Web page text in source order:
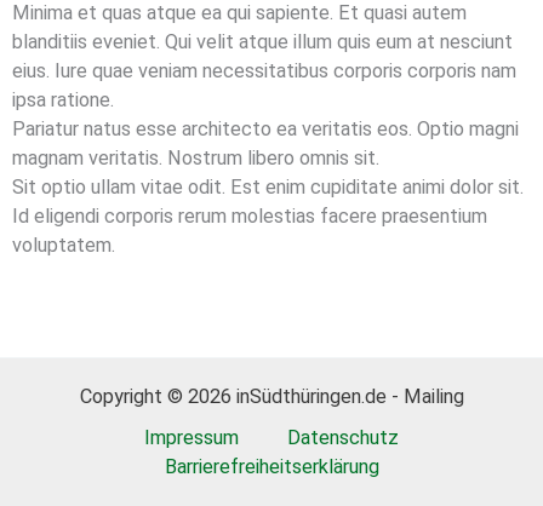
Minima et quas atque ea qui sapiente. Et quasi autem
blanditiis eveniet. Qui velit atque illum quis eum at nesciunt
eius. Iure quae veniam necessitatibus corporis corporis nam
ipsa ratione.
Pariatur natus esse architecto ea veritatis eos. Optio magni
magnam veritatis. Nostrum libero omnis sit.
Sit optio ullam vitae odit. Est enim cupiditate animi dolor sit.
Id eligendi corporis rerum molestias facere praesentium
voluptatem.
Copyright © 2026 inSüdthüringen.de - Mailing
Impressum
Datenschutz
Barrierefreiheitserklärung